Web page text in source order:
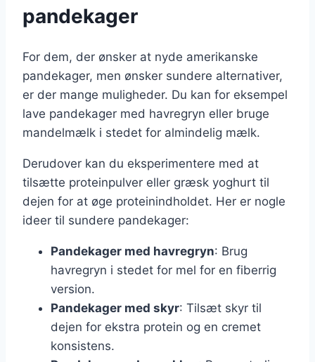
pandekager
For dem, der ønsker at nyde amerikanske
pandekager, men ønsker sundere alternativer,
er der mange muligheder. Du kan for eksempel
lave pandekager med havregryn eller bruge
mandelmælk i stedet for almindelig mælk.
Derudover kan du eksperimentere med at
tilsætte proteinpulver eller græsk yoghurt til
dejen for at øge proteinindholdet. Her er nogle
ideer til sundere pandekager:
Pandekager med havregryn: Brug
havregryn i stedet for mel for en fiberrig
version.
Pandekager med skyr: Tilsæt skyr til
dejen for ekstra protein og en cremet
konsistens.